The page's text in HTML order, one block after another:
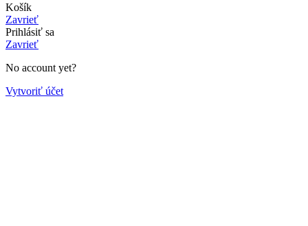
Košík
Zavrieť
Prihlásiť sa
Zavrieť
No account yet?
Vytvoriť účet